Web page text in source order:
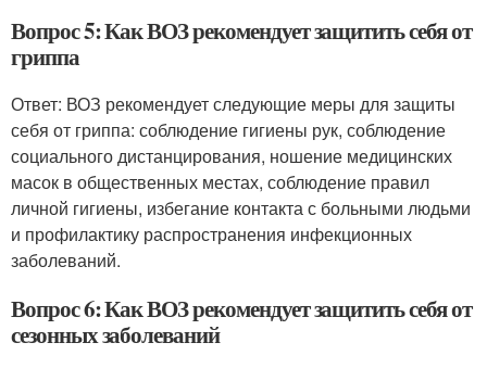
Вопрос 5: Как ВОЗ рекомендует защитить себя от
гриппа
Ответ: ВОЗ рекомендует следующие меры для защиты
себя от гриппа: соблюдение гигиены рук, соблюдение
социального дистанцирования, ношение медицинских
масок в общественных местах, соблюдение правил
личной гигиены, избегание контакта с больными людьми
и профилактику распространения инфекционных
заболеваний.
Вопрос 6: Как ВОЗ рекомендует защитить себя от
сезонных заболеваний